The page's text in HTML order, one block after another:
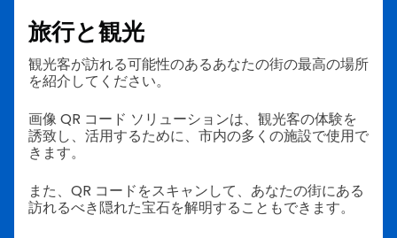
旅行と観光
観光客が訪れる可能性のあるあなたの街の最高の場所
を紹介してください。
画像 QR コード ソリューションは、観光客の体験を
誘致し、活用するために、市内の多くの施設で使用で
きます。
また、QR コードをスキャンして、あなたの街にある
訪れるべき隠れた宝石を解明することもできます。